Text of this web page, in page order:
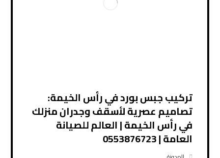
تركيب جبس بورد في رأس الخيمة:
تصاميم عصرية لأسقف وجدران منزلك
في رأس الخيمة | العالم للصيانة
العامة | 0553876723